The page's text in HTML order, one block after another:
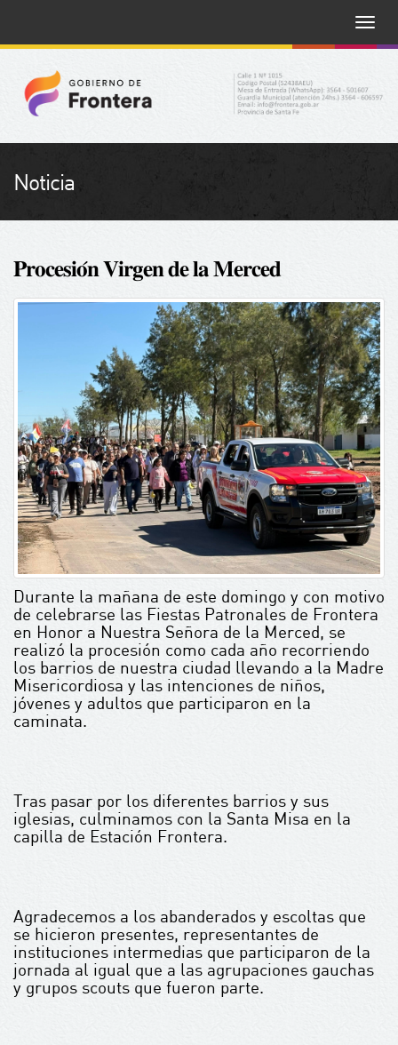
Toggle
Noticia
𝐏𝐫𝐨𝐜𝐞𝐬𝐢𝐨́𝐧 𝐕𝐢𝐫𝐠𝐞𝐧 𝐝𝐞 𝐥𝐚 𝐌𝐞𝐫𝐜𝐞𝐝
Durante la mañana de este domingo y con motivo
de celebrarse las Fiestas Patronales de Frontera
en Honor a Nuestra Señora de la Merced, se
realizó la procesión como cada año recorriendo
los barrios de nuestra ciudad llevando a la Madre
Misericordiosa y las intenciones de niños,
jóvenes y adultos que participaron en la
caminata.
Tras pasar por los diferentes barrios y sus
iglesias, culminamos con la Santa Misa en la
capilla de Estación Frontera.
Agradecemos a los abanderados y escoltas que
se hicieron presentes, representantes de
instituciones intermedias que participaron de la
jornada al igual que a las agrupaciones gauchas
y grupos scouts que fueron parte.